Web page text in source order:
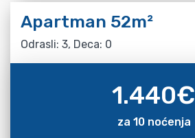
Apartman 52m²
Odrasli: 3, Deca: 0
1.440€
za 10 noćenja